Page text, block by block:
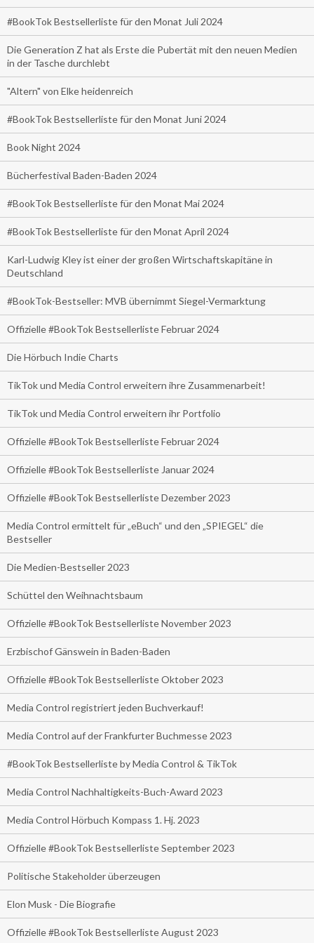
#BookTok Bestsellerliste für den Monat Juli 2024
Die Generation Z hat als Erste die Pubertät mit den neuen Medien
in der Tasche durchlebt
"Altern" von Elke heidenreich
#BookTok Bestsellerliste für den Monat Juni 2024
Book Night 2024
Bücherfestival Baden-Baden 2024
#BookTok Bestsellerliste für den Monat Mai 2024
#BookTok Bestsellerliste für den Monat April 2024
Karl-Ludwig Kley ist einer der großen Wirtschaftskapitäne in
Deutschland
#BookTok-Bestseller: MVB übernimmt Siegel-Vermarktung
Offizielle #BookTok Bestsellerliste Februar 2024
Die Hörbuch Indie Charts
TikTok und Media Control erweitern ihre Zusammenarbeit!
TikTok und Media Control erweitern ihr Portfolio
Offizielle #BookTok Bestsellerliste Februar 2024
Offizielle #BookTok Bestsellerliste Januar 2024
Offizielle #BookTok Bestsellerliste Dezember 2023
Media Control ermittelt für „eBuch“ und den „SPIEGEL“ die
Bestseller
Die Medien-Bestseller 2023
Schüttel den Weihnachtsbaum
Offizielle #BookTok Bestsellerliste November 2023
Erzbischof Gänswein in Baden-Baden
Offizielle #BookTok Bestsellerliste Oktober 2023
Media Control registriert jeden Buchverkauf!
Media Control auf der Frankfurter Buchmesse 2023
#BookTok Bestsellerliste by Media Control & TikTok
Media Control Nachhaltigkeits-Buch-Award 2023
Media Control Hörbuch Kompass 1. Hj. 2023
Offizielle #BookTok Bestsellerliste September 2023
Politische Stakeholder überzeugen
Elon Musk - Die Biografie
Offizielle #BookTok Bestsellerliste August 2023